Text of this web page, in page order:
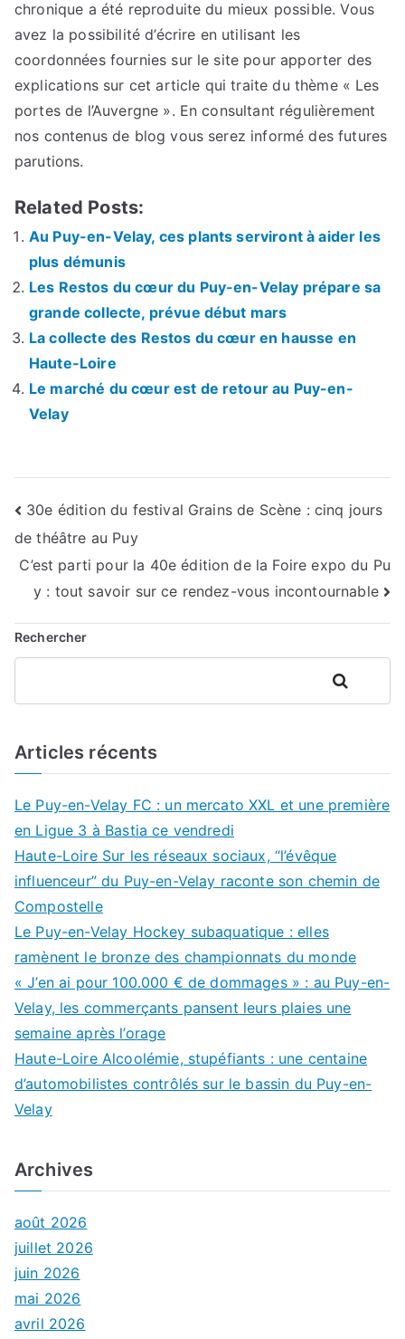
chronique a été reproduite du mieux possible. Vous
avez la possibilité d’écrire en utilisant les
coordonnées fournies sur le site pour apporter des
explications sur cet article qui traite du thème « Les
portes de l’Auvergne ». En consultant régulièrement
nos contenus de blog vous serez informé des futures
parutions.
Related Posts:
Au Puy-en-Velay, ces plants serviront à aider les
plus démunis
Les Restos du cœur du Puy-en-Velay prépare sa
grande collecte, prévue début mars
La collecte des Restos du cœur en hausse en
Haute-Loire
Le marché du cœur est de retour au Puy-en-
Velay
Navigation
de
l’article
30e édition du festival Grains de Scène : cinq jours
de théâtre au Puy
C’est parti pour la 40e édition de la Foire expo du Pu
y : tout savoir sur ce rendez-vous incontournable
Rechercher
Rechercher
Articles récents
Le Puy-en-Velay FC : un mercato XXL et une première
en Ligue 3 à Bastia ce vendredi
Haute-Loire Sur les réseaux sociaux, “l’évêque
influenceur” du Puy-en-Velay raconte son chemin de
Compostelle
Le Puy-en-Velay Hockey subaquatique : elles
ramènent le bronze des championnats du monde
« J’en ai pour 100.000 € de dommages » : au Puy-en-
Velay, les commerçants pansent leurs plaies une
semaine après l’orage
Haute-Loire Alcoolémie, stupéfiants : une centaine
d’automobilistes contrôlés sur le bassin du Puy-en-
Velay
Archives
août 2026
juillet 2026
juin 2026
mai 2026
avril 2026